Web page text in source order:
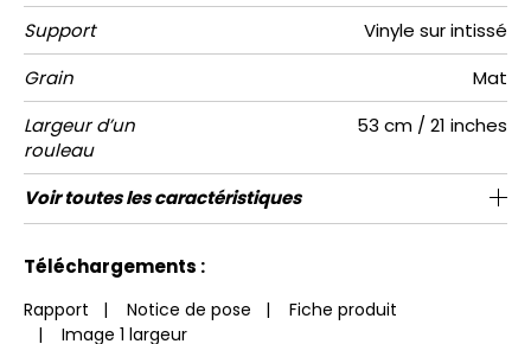
Support
Vinyle sur intissé
Grain
Mat
Largeur d’un
rouleau
53 cm / 21 inches
Longueur Vendu au rouleau de 10.05m / 11 yards
Raccord Raccord droit
Rapport
Vertical
26cm / 10 pouces
Poids g/m² 220
Entretien Lessivable à la brosse
Pose colle Encollage du mur
Dépose Arrachage à sec
Norme COV A+
ASTME84 Class A
Norme
euroclass
C-s1, d0
Voir toutes les caractéristiques
Téléchargements :
Rapport | Notice de pose |
Fiche produit
| Image 1 largeur